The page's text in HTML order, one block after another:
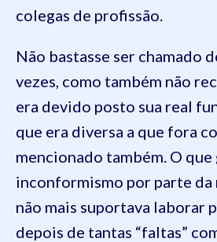
colegas de profissão.
Não bastasse ser chamado
vezes, como também não
era devido posto sua real
que era diversa a que fora
mencionado também. O
inconformismo por parte da
não mais suportava laborar
depois de tantas “faltas”